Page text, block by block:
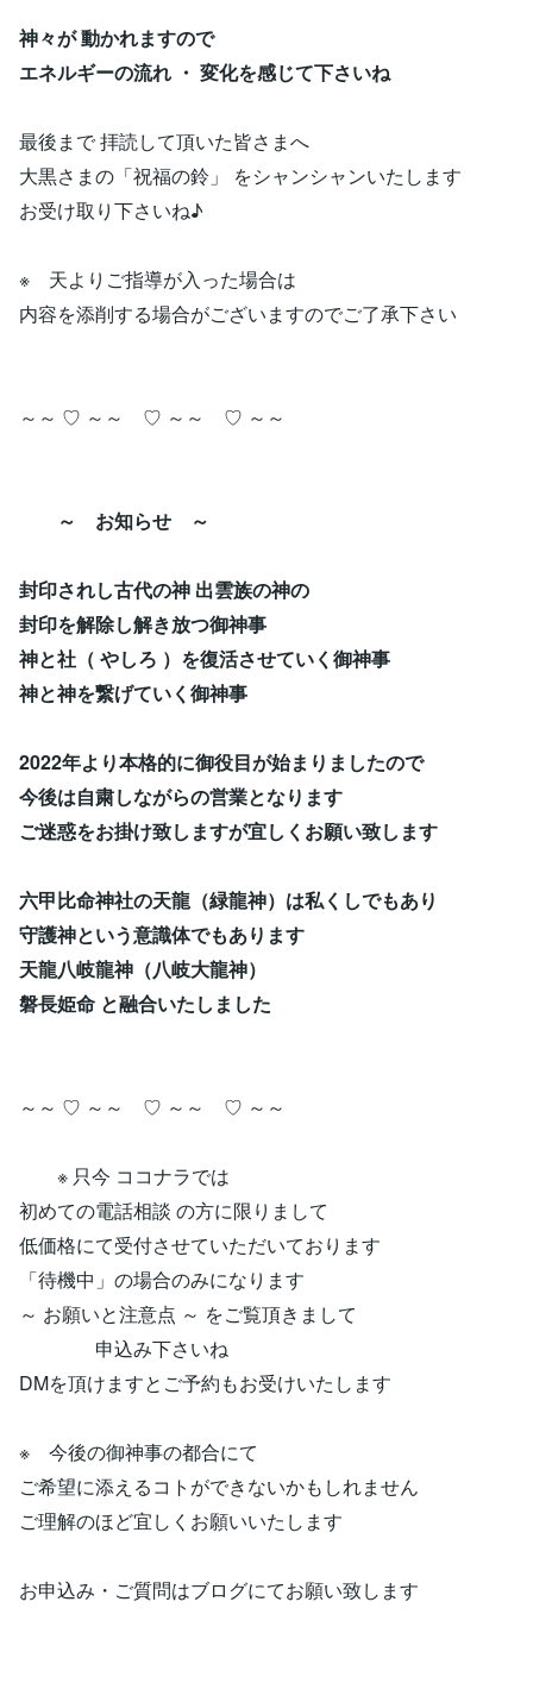
神々が 動かれますので
エネルギーの流れ ・ 変化を感じて下さいね
最後まで 拝読して頂いた皆さまへ
大黒さまの「祝福の鈴」 をシャンシャンいたします
お受け取り下さいね♪
※ 天よりご指導が入った場合は
内容を添削する場合がございますのでご了承下さい
～～ ♡ ～～ ♡ ～～ ♡ ～～
～ お知らせ ～
封印されし古代の神 出雲族の神の
封印を解除し解き放つ御神事
神と社（ やしろ ）を復活させていく御神事
神と神を繋げていく御神事
2022年より本格的に御役目が始まりましたので
今後は自粛しながらの営業となります
ご迷惑をお掛け致しますが宜しくお願い致します
六甲比命神社の天龍（緑龍神）は私くしでもあり
守護神という意識体でもあります
天龍八岐龍神（八岐大龍神）
磐長姫命 と融合いたしました
～～ ♡ ～～ ♡ ～～ ♡ ～～
※ 只今 ココナラでは
初めての電話相談 の方に限りまして
低価格にて受付させていただいております
「待機中」の場合のみになります
～ お願いと注意点 ～ をご覧頂きまして
申込み下さいね
DMを頂けますとご予約もお受けいたします
※ 今後の御神事の都合にて
ご希望に添えるコトができないかもしれません
ご理解のほど宜しくお願いいたします
お申込み・ご質問はブログにてお願い致します